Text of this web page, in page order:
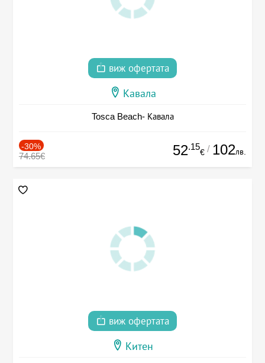
виж офертата
Кавала
Tosca Beach- Кавала
-30%
74.65€ 52.15
€ / 102лв.
виж офертата
Китен